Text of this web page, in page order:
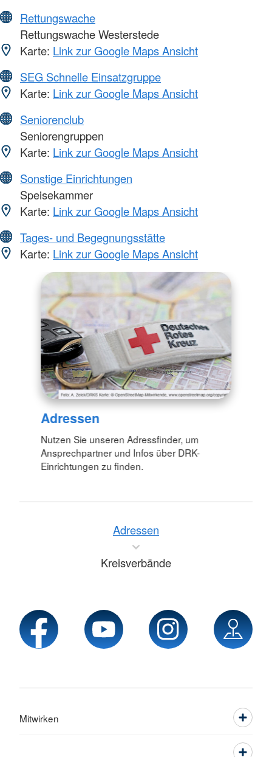
Rettungswache
Rettungswache Westerstede
Karte: Link zur Google Maps Ansicht
SEG Schnelle Einsatzgruppe
Karte: Link zur Google Maps Ansicht
Seniorenclub
Seniorengruppen
Karte: Link zur Google Maps Ansicht
Sonstige Einrichtungen
Speisekammer
Karte: Link zur Google Maps Ansicht
Tages- und Begegnungsstätte
Karte: Link zur Google Maps Ansicht
Adressen
Nutzen Sie unseren Adressfinder, um
Ansprechpartner und Infos über DRK-
Einrichtungen zu finden.
Adressen
Kreisverbände
Mitwirken